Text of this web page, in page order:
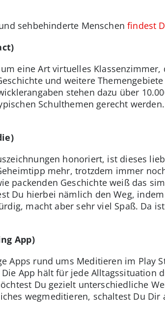
sehbehinderte Menschenfindest
eine Art virtuelles
und weitere
stehen dazu über
Schulthemen gerecht
honoriert, ist dieses
mehr, trotzdem immer
packenden Geschichte weiß das
Du hierbei nämlich den Weg,
macht aber sehr viel Spaß. Da
App)
Apps rund ums Meditieren im Play
App hält für jede Alltagssituation
Du gezielt unterschiedliche
wegmeditieren, schaltest Du